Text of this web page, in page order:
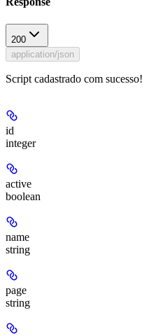
200
application/json
Script cadastrado com sucesso!
id
integer
active
boolean
name
string
page
string